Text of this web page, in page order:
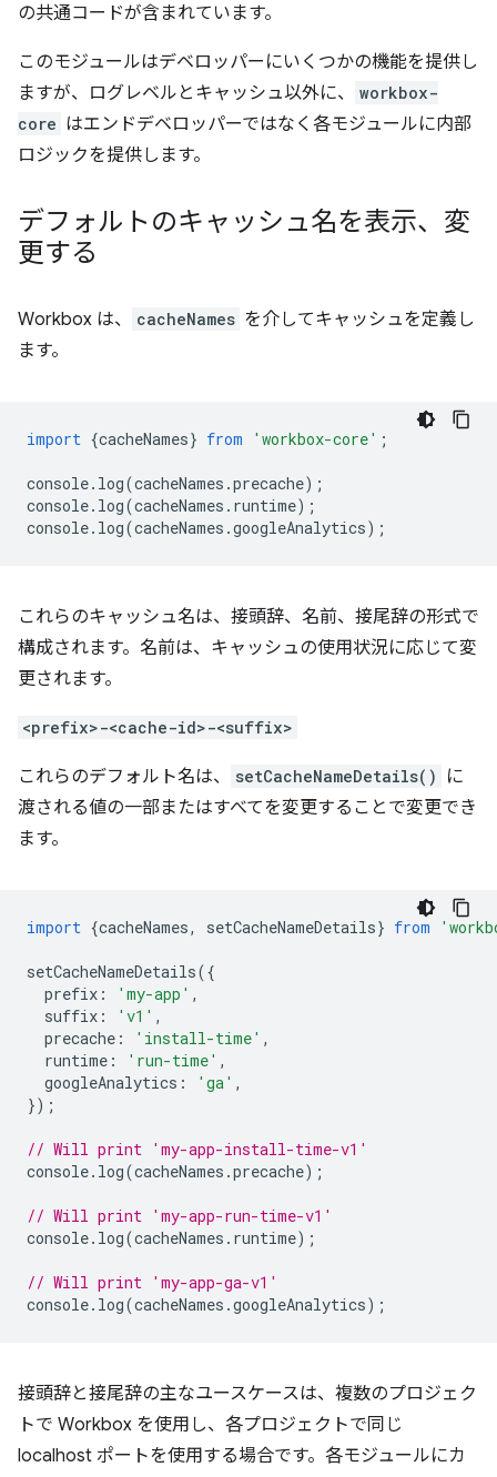
の共通コードが含まれています。
このモジュールはデベロッパーにいくつかの機能を提供し
ますが、ログレベルとキャッシュ以外に、
workbox-
core はエンドデベロッパーではなく各モジュールに内部
ロジックを提供します。
デフォルトのキャッシュ名を表示、変
更する
Workbox は、 cacheNames を介してキャッシュを定義し
ます。
import {cacheNames} from 'workbox-core' ;
console. log(cacheNames .precache);
console. log(cacheNames . runtime);
console. log(cacheNames .googleAnalytics);
これらのキャッシュ名は、接頭辞、名前、接尾辞の形式で
構成されます。名前は、キャッシュの使用状況に応じて変
更されます。
<prefix>-<cache-id>-<suffix>
これらのデフォルト名は、 setCacheNameDetails()
に
渡される値の一部またはすべてを変更することで変更でき
ます。
import {cacheNames, setCacheNameDetails} from
setCacheNameDetails({
prefix : 'my-app' ,
suffix : 'v1' ,
precache : 'install-time' ,
runtime : 'run-time' ,
googleAnalytics : 'ga' ,
});
// Will print 'my-app-install-time-v1'
console. log(cacheNames .precache);
// Will print 'my-app-run-time-v1'
console. log(cacheNames . runtime);
// Will print 'my-app-ga-v1'
console. log(cacheNames .googleAnalytics);
接頭辞と接尾辞の主なユースケースは、複数のプロジェク
トで Workbox を使用し、各プロジェクトで同じ
localhost ポートを使用する場合です。各モジュールにカ